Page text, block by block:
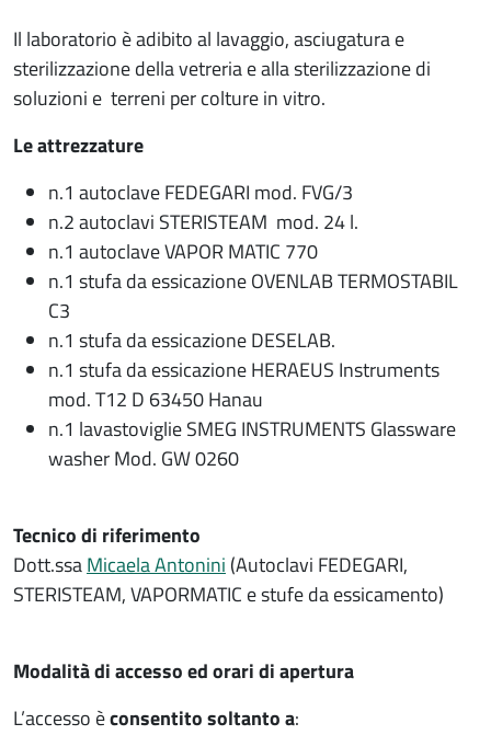
Contenuto location
Il laboratorio è adibito al lavaggio, asciugatura e
sterilizzazione della vetreria e alla sterilizzazione di
soluzioni e terreni per colture in vitro.
Le attrezzature
n.1 autoclave FEDEGARI mod. FVG/3
n.2 autoclavi STERISTEAM mod. 24 l.
n.1 autoclave VAPOR MATIC 770
n.1 stufa da essicazione OVENLAB TERMOSTABIL
C3
n.1 stufa da essicazione DESELAB.
n.1 stufa da essicazione HERAEUS Instruments
mod. T12 D 63450 Hanau
n.1 lavastoviglie SMEG INSTRUMENTS Glassware
washer Mod. GW 0260
Tecnico di riferimento
Dott.ssaMicaela Antonini (Autoclavi FEDEGARI,
STERISTEAM, VAPORMATIC e stufe da essicamento)
Modalità di accesso ed orari di apertura
L’accesso èconsentito soltanto a: